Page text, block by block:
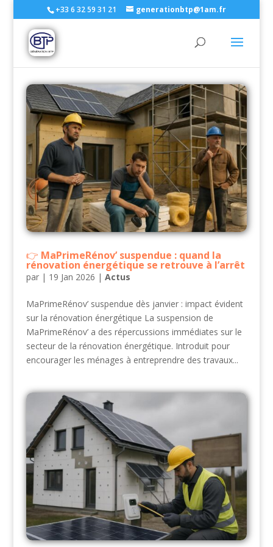
+33 6 32 59 31 21 generationbtp@1am.fr
MaPrimeRénov’ suspendue : quand la
rénovation énergétique se retrouve à l’arrêt
par | 19 Jan 2026 | Actus
MaPrimeRénov’ suspendue dès janvier : impact évident
sur la rénovation énergétique La suspension de
MaPrimeRénov’ a des répercussions immédiates sur le
secteur de la rénovation énergétique. Introduit pour
encourager les ménages à entreprendre des travaux...